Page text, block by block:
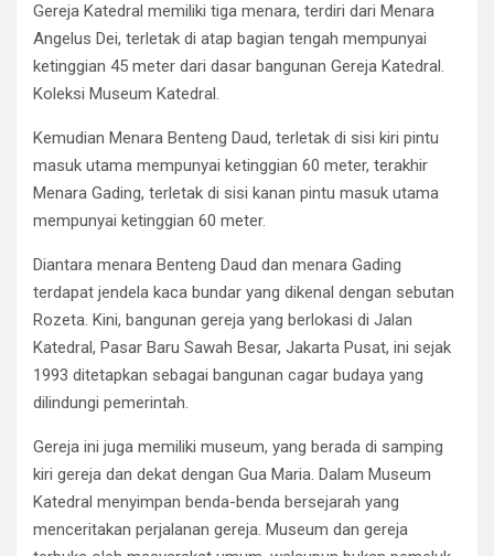
Gereja Katedral memiliki tiga menara, terdiri dari Menara
Angelus Dei, terletak di atap bagian tengah mempunyai
ketinggian 45 meter dari dasar bangunan Gereja Katedral.
Koleksi Museum Katedral.
Kemudian Menara Benteng Daud, terletak di sisi kiri pintu
masuk utama mempunyai ketinggian 60 meter, terakhir
Menara Gading, terletak di sisi kanan pintu masuk utama
mempunyai ketinggian 60 meter.
Diantara menara Benteng Daud dan menara Gading
terdapat jendela kaca bundar yang dikenal dengan sebutan
Rozeta. Kini, bangunan gereja yang berlokasi di Jalan
Katedral, Pasar Baru Sawah Besar, Jakarta Pusat, ini sejak
1993 ditetapkan sebagai bangunan cagar budaya yang
dilindungi pemerintah.
Gereja ini juga memiliki museum, yang berada di samping
kiri gereja dan dekat dengan Gua Maria. Dalam Museum
Katedral menyimpan benda-benda bersejarah yang
menceritakan perjalanan gereja. Museum dan gereja